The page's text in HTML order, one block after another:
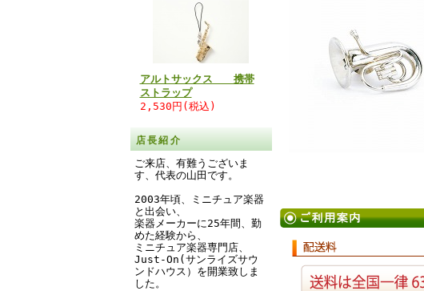
アルトサックス 携帯
ストラップ
2,530円(税込)
店長紹介
ご来店、有難うございま
す、代表の山田です。
2003年頃、ミニチュア楽器
と出会い、
楽器メーカーに25年間、勤
めた経験から、
ミニチュア楽器専門店、
Just-On(サンライズサウ
ンドハウス）を開業致しま
した。